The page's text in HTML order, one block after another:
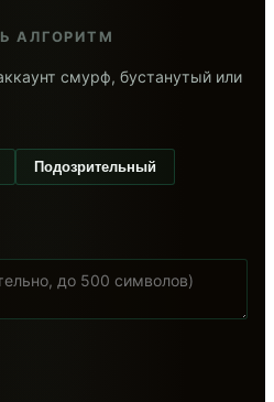
АЛГОРИТМ
смурф, бустанутый или
Подозрительный